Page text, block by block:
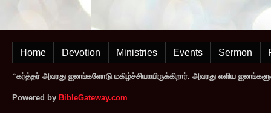
Home Devotion Ministries Events Sermon
“கர்த்தர் அவரது ஜனங்களோடு மகிழ்ச்சியாயிருக்கிறார். அவரது எளிய
Powered by BibleGateway.com